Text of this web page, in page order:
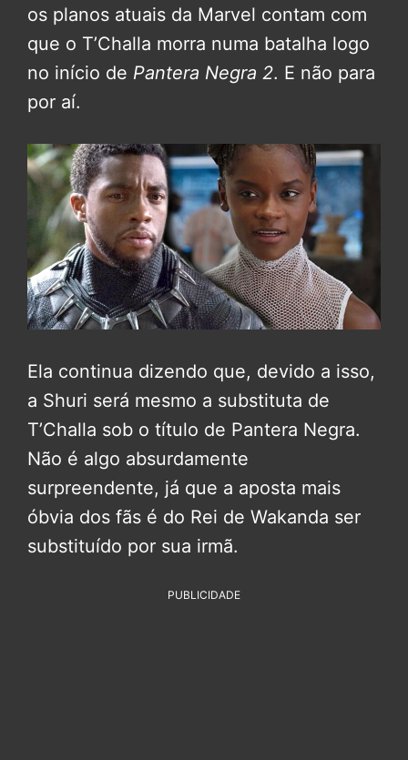
os planos atuais da Marvel contam com
que o T’Challa morra numa batalha logo
no início de Pantera Negra 2. E não para
por aí.
Ela continua dizendo que, devido a isso,
a Shuri será mesmo a substituta de
T’Challa sob o título de Pantera Negra.
Não é algo absurdamente
surpreendente, já que a aposta mais
óbvia dos fãs é do Rei de Wakanda ser
substituído por sua irmã.
PUBLICIDADE